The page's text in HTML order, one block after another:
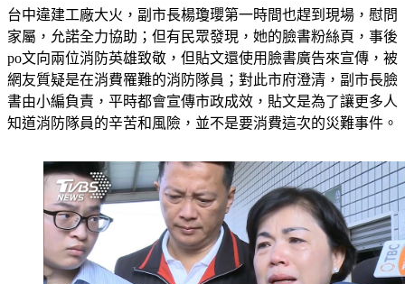
家屬，允諾全力協助；但有民眾發現，她的臉書粉絲頁，事後
po文向兩位消防英雄致敬，但貼文還使用臉書廣告來宣傳，被
網友質疑是在消費罹難的消防隊員；對此市府澄清，副市長臉
書由小編負責，平時都會宣傳市政成效，貼文是為了讓更多人
知道消防隊員的辛苦和風險，並不是要消費這次的災難事件。